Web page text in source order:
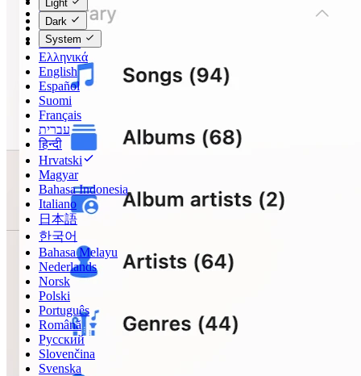
Čeština
Dansk
Deutsch
Ελληνικά
English
Español
Suomi
Français
עברית
हिन्दी
Hrvatski
Magyar
Bahasa Indonesia
Italiano
日本語
한국어
Bahasa Melayu
Nederlands
Norsk
Polski
Português
Română
Русский
Slovenčina
Svenska
Light
Dark
System